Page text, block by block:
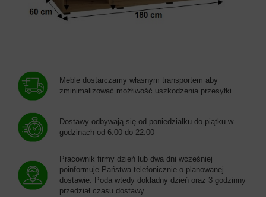
Meble dostarczamy własnym transportem aby
zminimalizować możłiwość uszkodzenia przesyłki.
Dostawy odbywają się od poniedziałku do piątku w
godzinach od 6:00 do 22:00
Pracownik firmy dzień lub dwa dni wcześniej
poinformuje Państwa telefonicznie o planowanej
dostawie. Poda wtedy dokładny dzień oraz 3 godzinny
przedział czasu dostawy.